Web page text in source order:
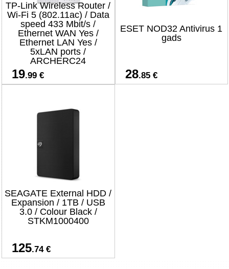
TP-Link Wireless Router /
Wi-Fi 5 (802.11ac) / Data
speed 433 Mbit/s /
Ethernet WAN Yes /
Ethernet LAN Yes /
5xLAN ports /
ARCHERC24
19.99 €
ESET NOD32 Antivirus 1
gads
28.85 €
SEAGATE External HDD /
Expansion / 1TB / USB
3.0 / Colour Black /
STKM1000400
125.74 €